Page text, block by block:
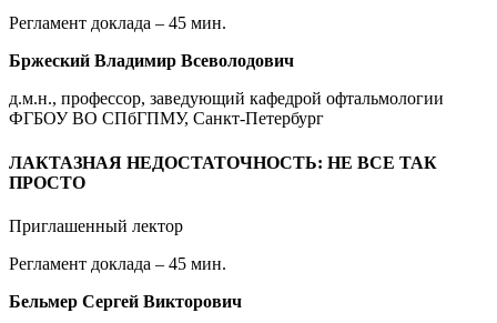
Регламент доклада – 45 мин.
Бржеский Владимир Всеволодович
д.м.н., профессор, заведующий кафедрой офтальмологии
ФГБОУ ВО СПбГПМУ, Санкт-Петербург
ЛАКТАЗНАЯ НЕДОСТАТОЧНОСТЬ: НЕ ВСЕ ТАК
ПРОСТО
Приглашенный лектор
Регламент доклада – 45 мин.
Бельмер Сергей Викторович